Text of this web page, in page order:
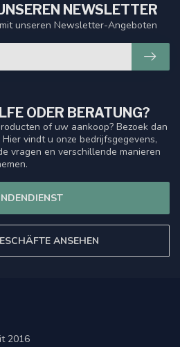
ODER BERATUNG?
of uw aankoop? Bezoek dan
vindt u onze bedrijfsgegevens,
vragen en verschillende manieren
ANSEHEN
NEWSLETTER
unseren Newsletter-Angeboten
2016